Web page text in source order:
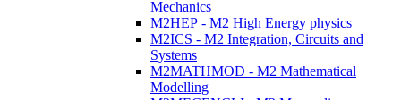
Mechanics
M2HEP - M2 High Energy physics
M2ICS - M2 Integration, Circuits and
Systems
M2MATHMOD - M2 Mathematical
Modelling